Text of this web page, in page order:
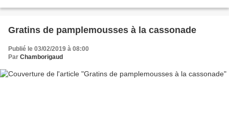
Gratins de pamplemousses à la cassonade
Publié le 03/02/2019 à 08:00
Par Chamborigaud